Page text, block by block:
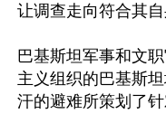
让调查走向符合其
巴基斯坦军事和文
主义组织的巴基斯
汗的避难所策划了针